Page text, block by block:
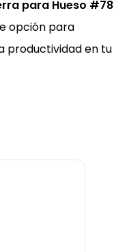
para Hueso #78
opción para
productividad en tu